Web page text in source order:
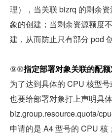
理），当关联 bizrq 的剩余
象的创建；当剩余资源额度
建，从而防止只有部分 pod
⑨⑩指定部署对象关联的配
为了达到具体的 CPU 核型
也要给部署对象打上声明具
biz.group.resource.quota/
申请的是 A4 型号的 CPU 核